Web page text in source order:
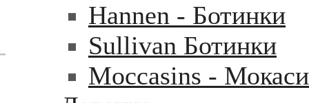
Hannen - Ботинки
Sullivan Ботинки
Moccasins -